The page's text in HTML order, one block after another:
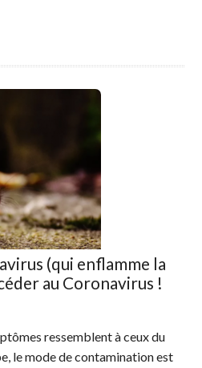
(qui enflamme la
au Coronavirus !
ressemblent à ceux du
le mode de contamination est